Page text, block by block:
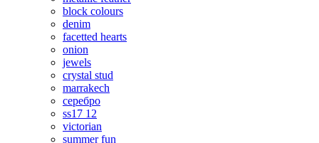
block colours
denim
facetted hearts
onion
jewels
crystal stud
marrakech
серебро
ss17 12
victorian
summer fun